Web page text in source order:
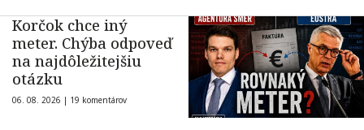
Korčok chce iný
meter. Chýba odpoveď
na najdôležitejšiu
otázku
06. 08. 2026 | 19 komentárov